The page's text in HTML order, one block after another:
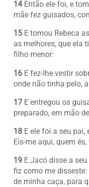
14Então ele foi, e
mãe fez guisados,
15 E tomou Rebeca
as melhores, que ela
filho menor:
16 E fez-lhe vestir
onde não tinha pelo,
17 E entregou os
preparado, em mão
18 E ele foi a seu pai,
Eis-me aqui, quem
19 E Jacó disse a
fiz como me disseste:
de minha caça, para